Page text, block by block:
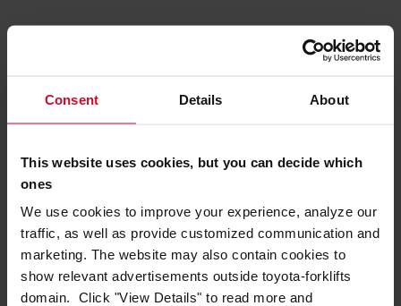
Consent Details About
This website uses cookies, but you can decide which
ones
We use cookies to improve your experience, analyze our
traffic, as well as provide customized communication and
marketing. The website may also contain cookies to
show relevant advertisements outside toyota-forklifts
domain. Click "View Details" to read more and
varukorgen när du gör din order.
Full service
VÅRA SERVICEPAKET